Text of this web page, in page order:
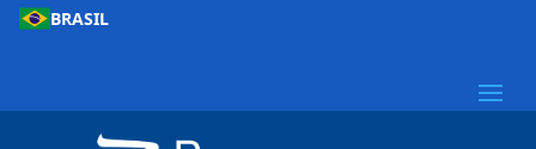
BRASIL